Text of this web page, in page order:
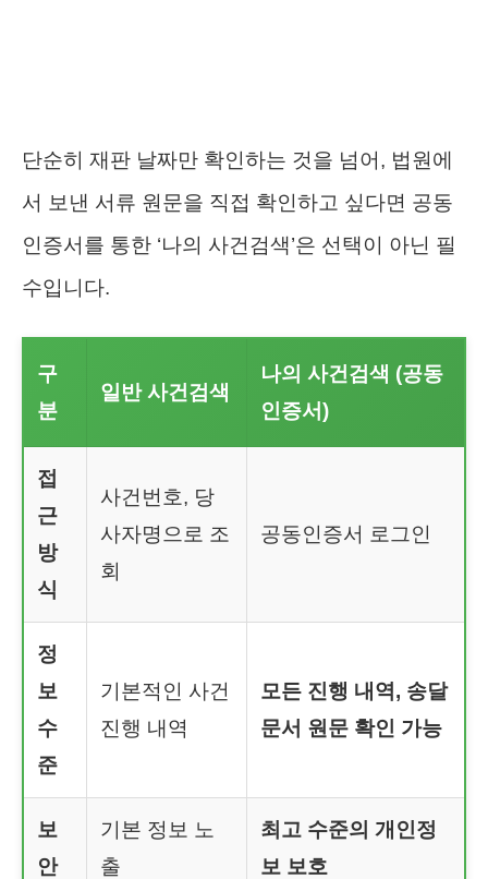
단순히 재판 날짜만 확인하는 것을 넘어, 법원에
서 보낸 서류 원문을 직접 확인하고 싶다면 공동
인증서를 통한 ‘나의 사건검색’은 선택이 아닌 필
수입니다.
구
분
일반 사건검색
나의 사건검색 (공동
인증서)
접
근
방
식
사건번호, 당
사자명으로 조
회
공동인증서 로그인
정
보
수
준
기본적인 사건
진행 내역
모든 진행 내역, 송달
문서 원문 확인 가능
보
안
기본 정보 노
출
최고 수준의 개인정
보 보호